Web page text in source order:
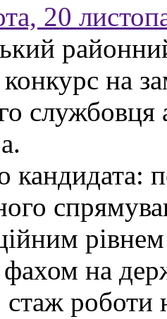
20
районний
на
службовця
фахом на
стаж роботи